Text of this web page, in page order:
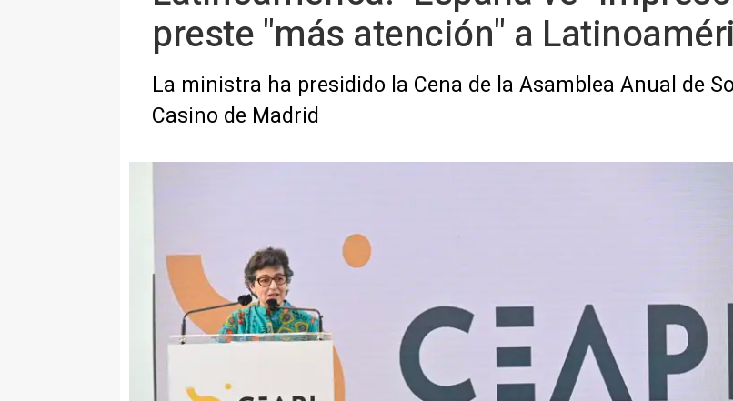
preste "más atención" a
La ministra ha presidido la Cena de la Asamblea Anual de
Casino de Madrid